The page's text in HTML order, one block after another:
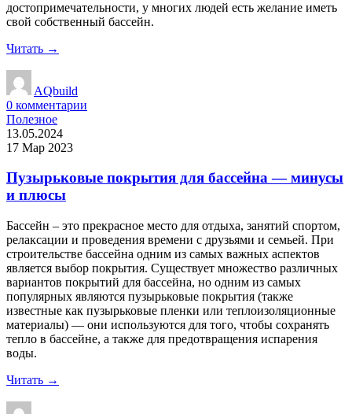
достопримечательности, у многих людей есть желание иметь
свой собственный бассейн.
Читать →
AQbuild
0 комментарии
Полезное
13.05.2024
17 Мар 2023
Пузырьковые покрытия для бассейна — минусы
и плюсы
Бассейн – это прекрасное место для отдыха, занятий спортом,
релаксации и проведения времени с друзьями и семьей. При
строительстве бассейна одним из самых важных аспектов
является выбор покрытия. Существует множество различных
вариантов покрытий для бассейна, но одним из самых
популярных являются пузырьковые покрытия (также
известные как пузырьковые пленки или теплоизоляционные
материалы) — они используются для того, чтобы сохранять
тепло в бассейне, а также для предотвращения испарения
воды.
Читать →